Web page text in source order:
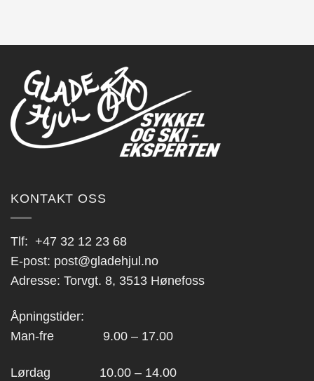
KONTAKT OSS
Tlf: +47 32 12 23 68
E-post: post@gladehjul.no
Adresse: Torvgt. 8, 3513 Hønefoss
Åpningstider:
Man-fre 9.00 – 17.00
Lørdag 10.00 – 14.00